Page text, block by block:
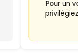
Pour un
privilégiez